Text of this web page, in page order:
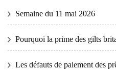
Semaine du 11 mai 2026
Pourquoi la prime des gilts
Les défauts de paiement des